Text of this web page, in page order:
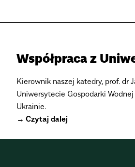
Współpraca z
Kierownik naszej katedry, prof. dr
Uniwersytecie Gospodarki
Ukrainie.
Czytaj dalej